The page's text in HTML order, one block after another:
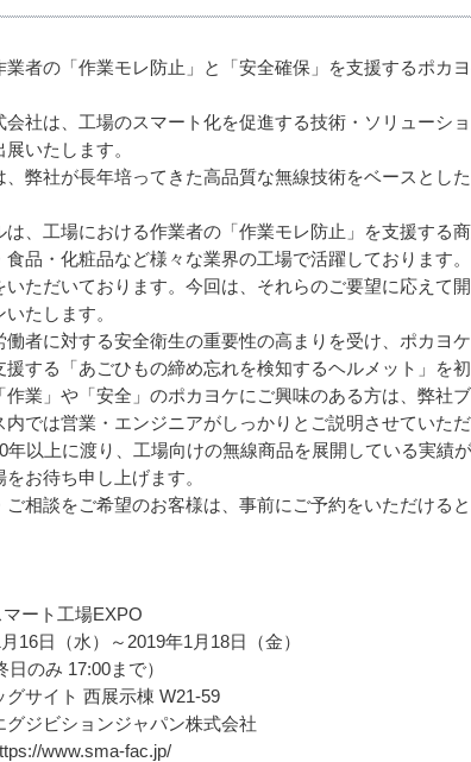
業者の「作業モレ防止」と「安全確保」を支援するポカ
社は、工場のスマート化を促進する技術・ソリューシ
いたします。
、弊社が長年培ってきた高品質な無線技術をベースとし
、工場における作業者の「作業モレ防止」を支援する
食品・化粧品など様々な業界の工場で活躍しております
いただいております。今回は、それらのご要望に応えて
たします。
者に対する安全衛生の重要性の高まりを受け、ポカヨ
援する「あごひもの締め忘れを検知するヘルメット」を
業」や「安全」のポカヨケにご興味のある方は、弊社
では営業・エンジニアがしっかりとご説明させていただ
以上に渡り、工場向けの無線商品を展開している実績
お待ち申し上げます。
相談をご希望のお客様は、事前にご予約をいただける
マート工場EXPO
16日（水）～2019年1月18日（金）
のみ 17:00まで）
グサイト 西展示棟 W21-59
グジビションジャパン株式会社
www.sma-fac.jp/